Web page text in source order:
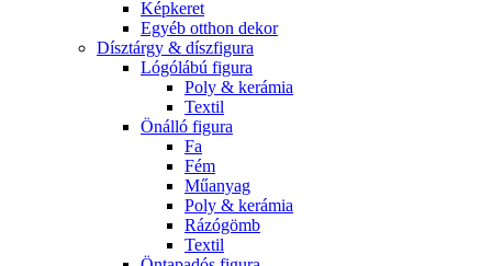
Képkeret
Egyéb otthon dekor
Dísztárgy & díszfigura
Lógólábú figura
Poly & kerámia
Textil
Önálló figura
Fa
Fém
Műanyag
Poly & kerámia
Rázógömb
Textil